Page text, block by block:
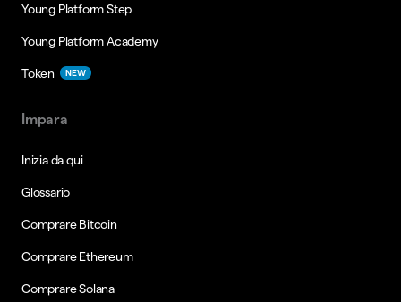
Young Platform Step
Young Platform Academy
Token NEW
Impara
Inizia da qui
Glossario
Comprare Bitcoin
Comprare Ethereum
Comprare Solana